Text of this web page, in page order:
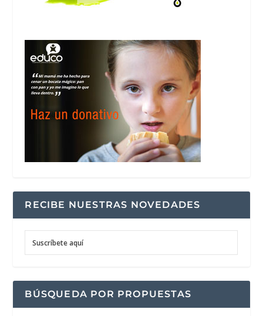
RECIBE NUESTRAS NOVEDADES
Suscríbete aquí
BÚSQUEDA POR PROPUESTAS